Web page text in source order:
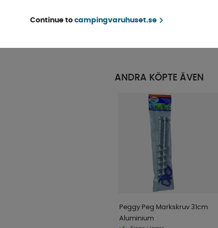
Finns i lager
ANDRA KÖPTE ÄVEN
Peggy Peg Markskruv 31cm
Aluminium
Continue to campingvaruhuset.se